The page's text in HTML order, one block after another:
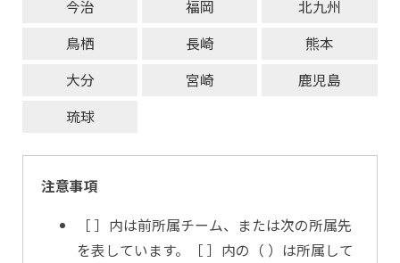
今治
福岡
北九州
鳥栖
長崎
熊本
大分
宮崎
鹿児島
琉球
注意事項
［ ］内は前所属チーム、または次の所属先
を表しています。［ ］内の（ ）は所属して